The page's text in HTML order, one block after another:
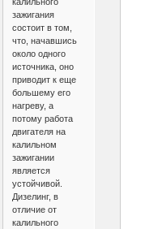
зажигания
состоит в том,
что, начавшись
около одного
источника, оно
приводит к еще
большему его
нагреву, а
потому работа
двигателя на
калильном
зажигании
является
устойчивой.
Дизелинг, в
отличие от
калильного